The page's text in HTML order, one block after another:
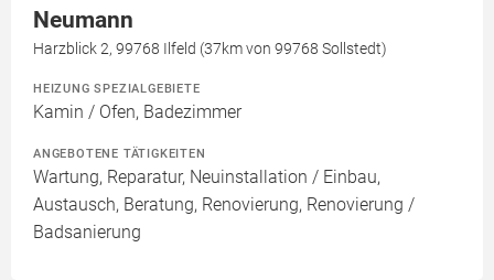
Neumann
Harzblick 2, 99768 Ilfeld (37km von 99768 Sollstedt)
HEIZUNG SPEZIALGEBIETE
Kamin / Ofen, Badezimmer
ANGEBOTENE TÄTIGKEITEN
Wartung, Reparatur, Neuinstallation / Einbau,
Austausch, Beratung, Renovierung, Renovierung /
Badsanierung